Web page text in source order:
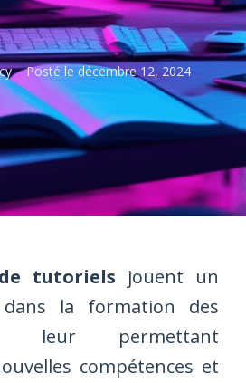
Posté ledécembre 12, 2024
tutoriels jouent un
la formation des
leur permettant
compétences et